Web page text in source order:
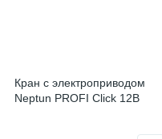
Кран с электроприводом
Neptun PROFI Click 12В